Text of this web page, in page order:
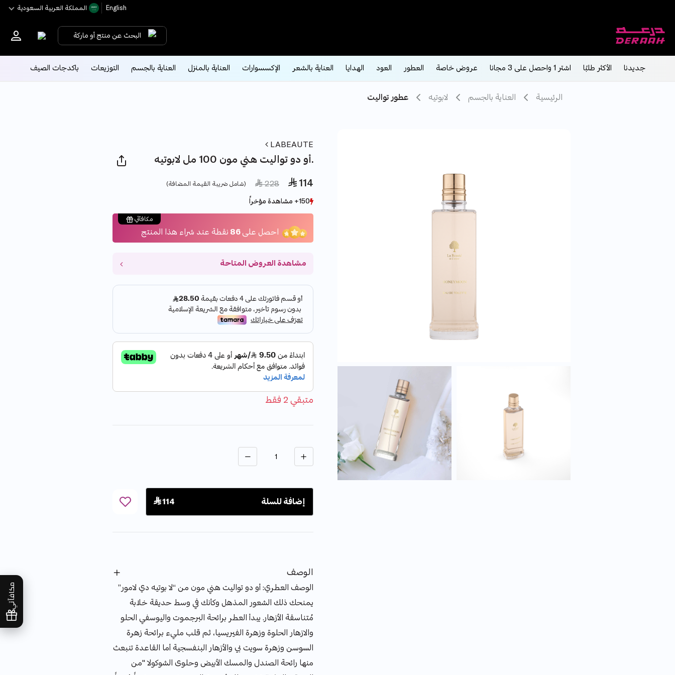
English اﻟﻤﻤﻠﻜﺔ اﻟﻌﺮﺑﻴﺔ اﻟﺴﻌﻮدﻳﺔ
البحث عن منتج أو ماركة
جديدنا الأكثر طلبًا اشتر 1 واحصل على 3 مجانا عروض خاصة العطور العود الهدايا العناية بالشعر الإكسسوارات العناية بالمنزل العناية بالجسم التوزيعات باكدجات الصيف
مكافآتي
الرئيسية العناية بالجسم لابوتيه عطور تواليت
LABEAUTE
أو دو تواليت هني مون 100 مل لابوتيه.
 114
Price reduced from
 228
to (شامل ضريبة القيمة المضافة)
150+ مشاهدة مؤخراً
42+ بيع مؤخراً
150+ مشاهدة مؤخراً
42+ بيع مؤخراً
مكافآتي
احصل على86نقطة عند شراء هذا المنتج
مشاهدة العروض المتاحة
متبقي 2 فقط
الكمية
إضافة للسلة  114
الوصف
الوصف العطري: أو دو تواليت هني مون من “لا بوتيه دي لامور”
يمنحك ذلك الشعور المذهل وكأنك في وسط حديقة خلابة
مُتناسقة الأزهار. يبدأ العطر برائحة البرجموت واليوسفي الحلو
والازهار الحلوة وزهرة الفيريسيا، ثم قلب مليء برائحة زهرة
السوسن وزهرة سويت بي والأزهار البنفسجية أما القاعدة تنبعث
منها رائحة الصندل والمسك الأبيض وحلوى الشوكولا "من